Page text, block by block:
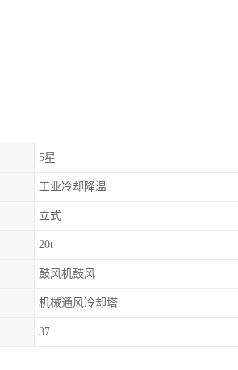
5星
工业冷却降温
立式
20t
鼓风机鼓风
机械通风冷却塔
37